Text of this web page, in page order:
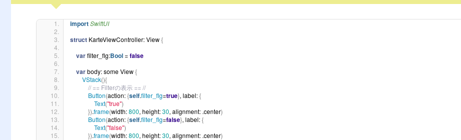
import SwiftUI
struct KarteViewController: View {
var filter_flg:Bool = false
var body: some View {
VStack(){
// == Filterの表示 == //
Button(action: {self.filter_flg=true}, label: {
Text("true")
}).frame(width: 800, height: 30, alignment: .center)
Button(action: {self.filter_flg=false}, label: {
Text("false")
}).frame(width: 800, height: 30, alignment: .center)